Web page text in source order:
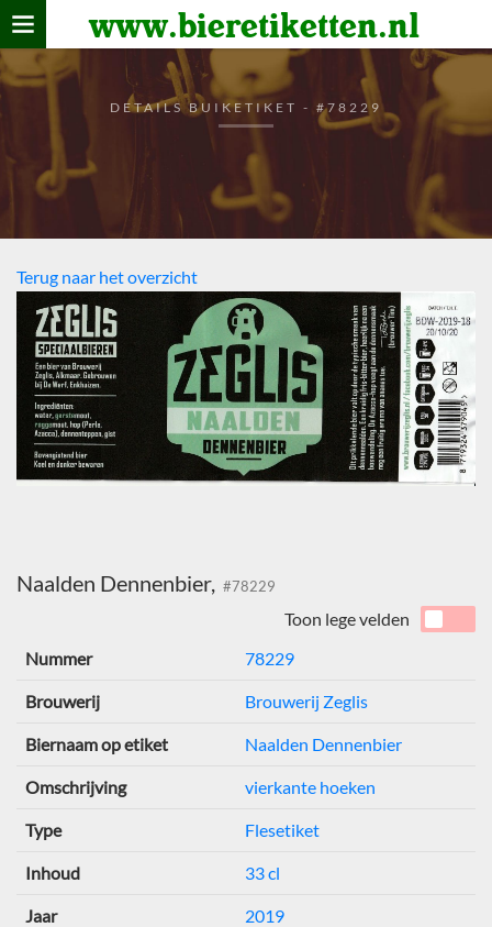
www.bieretiketten.nl
Home
verzamelen
De bierkaart
Bezoekers
DETAILS BUIKETIKET - #78229
Terug naar het overzicht
Naalden Dennenbier, #78229
Toon lege velden
Nummer
78229
Brouwerij Brouwerij Zeglis
Biernaam op etiket Naalden Dennenbier
Omschrijving vierkante hoeken
Type Flesetiket
Inhoud 33 cl
Jaar 2019